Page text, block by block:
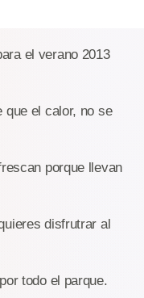
el verano 2013
que el calor, no se
porque llevan
disfrutrar al
todo el parque.